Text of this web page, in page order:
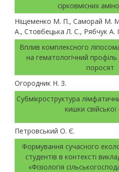
сірковмісних
Ніщеменко М. П., Саморай М.
А., Стовбецька Л. С., Рябчук А.
Вплив комплексного
на гематологічний профіль
поросят
Огородник Н. З.
Субмікроструктура
кишки свійської
Петровський О. Є.
Формування сучасного
студентів в контексті
«Фізіологія